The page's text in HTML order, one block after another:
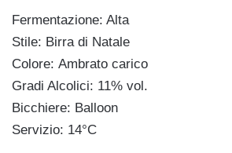
Fermentazione: Alta
Stile: Birra di Natale
Colore: Ambrato carico
Gradi Alcolici: 11% vol.
Bicchiere: Balloon
Servizio: 14°C